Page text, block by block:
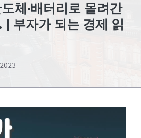
체·배터리로 몰려간
| 부자가 되는 경제 읽